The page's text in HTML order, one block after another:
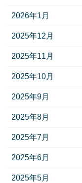
2026年1月
2025年12月
2025年11月
2025年10月
2025年9月
2025年8月
2025年7月
2025年6月
2025年5月